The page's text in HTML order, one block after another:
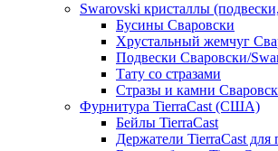
Swarovski кристаллы
Бусины Сваровски
Хрустальный жемчуг
Подвески Сваровски/
Тату со стразами
Стразы и камни
Фурнитура TierraCast (США)
Бейлы TierraCast
Держатели TierraCast для